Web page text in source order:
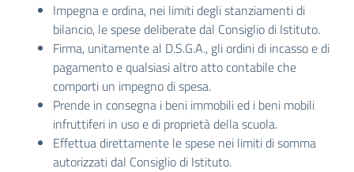
Impegna e ordina, nei limiti degli stanziamenti di
bilancio, le spese deliberate dal Consiglio di Istituto.
Firma, unitamente al D.S.G.A., gli ordini di incasso e di
pagamento e qualsiasi altro atto contabile che
comporti un impegno di spesa.
Prende in consegna i beni immobili ed i beni mobili
infruttiferi in uso e di proprietà della scuola.
Effettua direttamente le spese nei limiti di somma
autorizzati dal Consiglio di Istituto.